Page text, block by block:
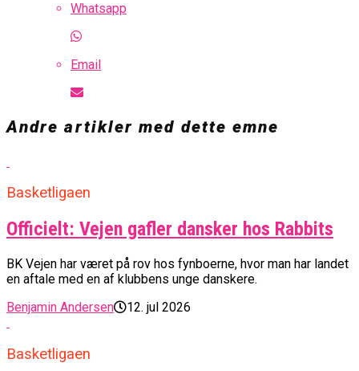
Whatsapp
Email
Andre artikler med dette emne
Basketligaen
Officielt: Vejen gafler dansker hos Rabbits
BK Vejen har været på rov hos fynboerne, hvor man har landet
en aftale med en af klubbens unge danskere.
Benjamin Andersen
12. jul 2026
Basketligaen